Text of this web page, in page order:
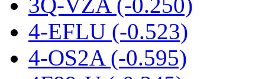
3Q-VZA (-0.250)
4-EFLU (-0.523)
4-OS2A (-0.595)